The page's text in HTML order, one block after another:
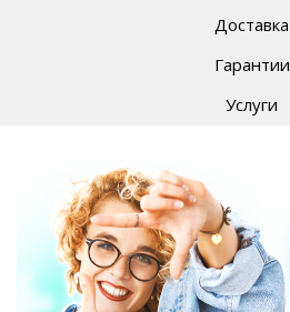
Доставка
Гарантии
Услуги